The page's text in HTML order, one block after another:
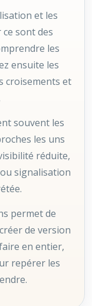
et les
sont des
les
ensuite les
croisements et
souvent les
les uns
réduite,
signalisation
permet de
de version
en entier,
repérer les